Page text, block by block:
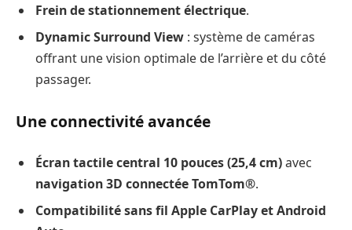
Frein de stationnement électrique.
Dynamic Surround View : système de caméras
offrant une vision optimale de l’arrière et du côté
passager.
Une connectivité avancée
Écran tactile central 10 pouces (25,4 cm)avec
navigation 3D connectée TomTom®.
Compatibilité sans fil Apple CarPlay et Android